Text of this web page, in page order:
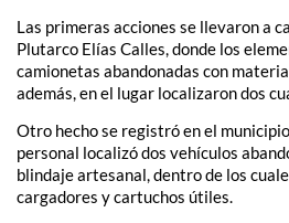
Las primeras acciones se llevaron a
Plutarco Elías Calles, donde los
camionetas abandonadas con
además, en el lugar localizaron dos
Otro hecho se registró en el
personal localizó dos vehículos
blindaje artesanal, dentro de los
cargadores y cartuchos útiles.